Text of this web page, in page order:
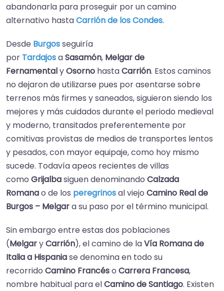
abandonarla para proseguir por un camino
alternativo hastaCarrión de los Condes.​
Desde Burgosseguiría
por TardajosaSasamón, Melgar de
FernamentalyOsorno hastaCarrión. Estos caminos
no dejaron de utilizarse pues por asentarse sobre
terrenos más firmes y saneados, siguieron siendo los
mejores y más cuidados durante el periodo medieval
y moderno, transitados preferentemente por
comitivas provistas de medios de transportes lentos
y pesados, con mayor equipaje, como hoy mismo
sucede. Todavía apeos recientes de villas
como Grijalbasiguen denominando Calzada
Romanao de los peregrinosal viejo Camino Real de
Burgos – Melgara su paso por el término municipal.
Sin embargo entre estas dos poblaciones
(MelgaryCarrión), el camino de laVía Romana de
Italia a Hispaniase denomina en todo su
recorrido Camino Francéso Carrera Francesa,
nombre habitual para elCamino de Santiago. Existen